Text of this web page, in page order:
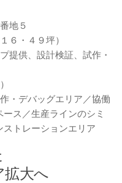
地５
６・４９坪）
供、設計検証、試作・
・デバッグエリア／協働
ス／生産ラインのシミ
トレーションエリア
拡大へ